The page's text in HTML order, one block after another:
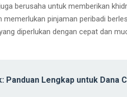
berusaha untuk memberikan
pinjaman peribadi
diperlukan dengan cepat dan
Panduan Lengkap untuk Dana